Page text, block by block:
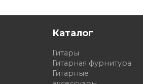
Каталог
Гитары
Гитарная фурнитура
Гитарные